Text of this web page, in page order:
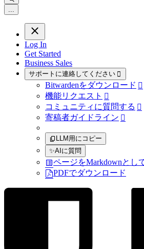
Log In
Get Started
Business Sales
サポートに連絡してください 
Bitwardenをダウンロード 
機能リクエスト 
コミュニティに質問する 
寄稿者ガイドライン 
LLM用にコピー
✨AIに質問
ページをMarkdownとし
PDFでダウンロード